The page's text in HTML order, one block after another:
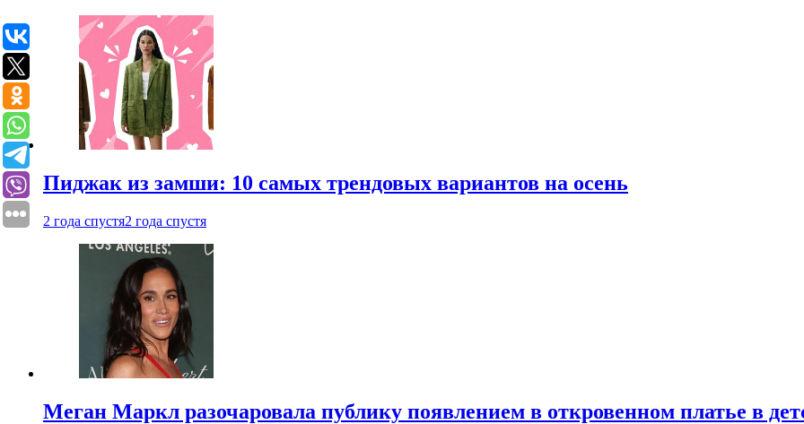
Пиджак из замши: 10 самых трендовых вариантов на осень
2 года спустя2 года спустя
Меган Маркл разочаровала публику появлением в откровенном платье в